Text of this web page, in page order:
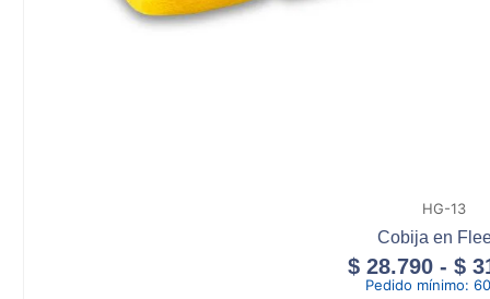
HG-13
Cobija en
$ 28.790 - $
Pedido mínimo: